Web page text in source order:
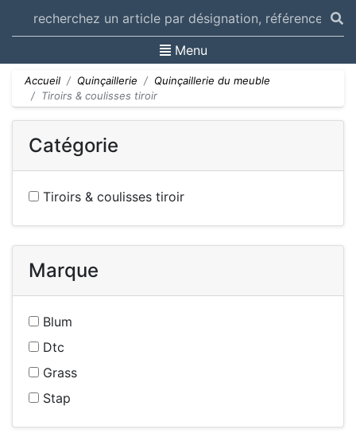
Toggle navigation
Menu
Accueil Quinçaillerie
Quinçaillerie du meuble
Tiroirs & coulisses tiroir
Catégorie
Tiroirs & coulisses tiroir
Marque
Blum
Dtc
Grass
Stap